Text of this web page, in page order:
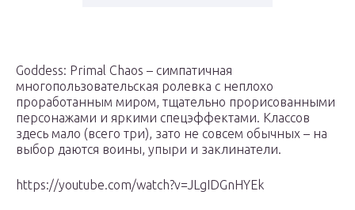
Goddess: Primal Chaos – симпатичная
многопользовательская ролевка с неплохо
проработанным миром, тщательно прорисованными
персонажами и яркими спецэффектами. Классов
здесь мало (всего три), зато не совсем обычных – на
выбор даются воины, упыри и заклинатели.
https://youtube.com/watch?v=JLgIDGnHYEk